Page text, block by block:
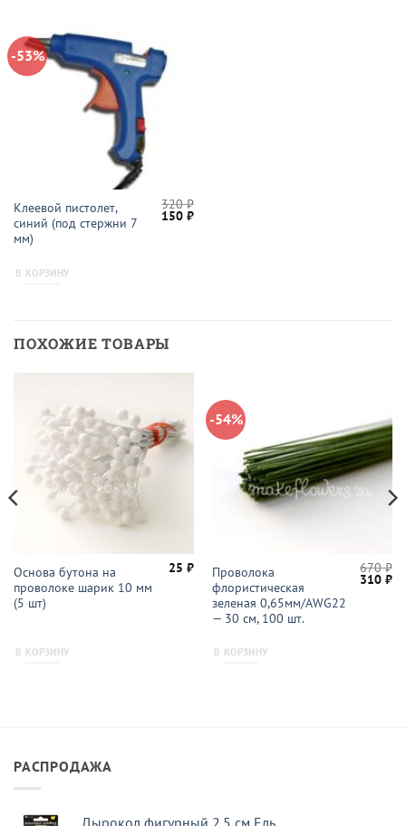
-53%
Клеевой пистолет,
синий (под стержни 7
мм)
320₽
Первоначальная
150₽Текущая
В КОРЗИНУ
ПОХОЖИЕ ТОВАРЫ
Основа бутона на
проволоке шарик 10 мм
(5 шт)
25₽
В КОРЗИНУ
-54%
Проволока
флористическая
зеленая 0,65мм/AWG22
— 30 см, 100 шт.
670₽
310₽
В КОРЗИНУ
РАСПРОДАЖА